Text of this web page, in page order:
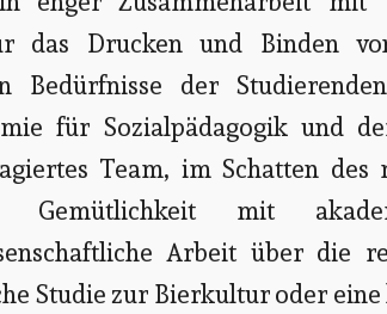
das Drucken und Binden
Bedürfnisse der
für Sozialpädagogik und
Team, im Schatten
Gemütlichkeit mit
Arbeit über die
Studie zur Bierkultur oder